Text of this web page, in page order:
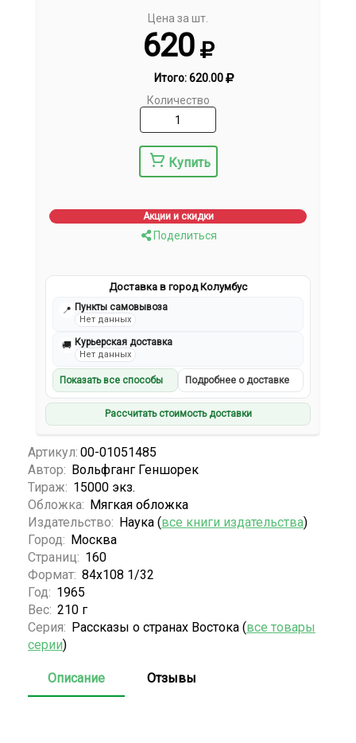
Цена за шт.
620
Итого:620.00
Количество
Купить
Акции и скидки
Поделиться
Доставка в город Колумбус
📍 Пункты самовывоза
Нет данных
🚚 Курьерская доставка
Нет данных
Показать все способы Подробнее о доставке
Рассчитать стоимость доставки
Артикул: 00-01051485
Автор: Вольфганг Геншорек
Тираж: 15000 экз.
Обложка: Мягкая обложка
Издательство: Наука (все книги издательства)
Город: Москва
Страниц: 160
Формат: 84x108 1/32
Год: 1965
Вес: 210 г
Серия: Рассказы о странах Востока (все товары
серии)
Описание Отзывы